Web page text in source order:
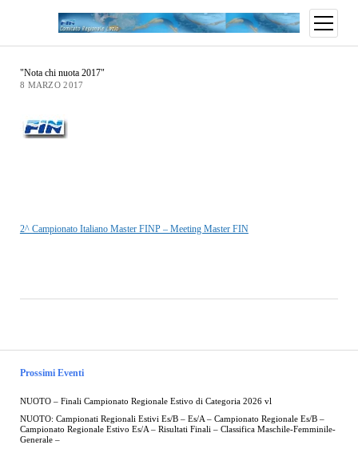
Prossimi Eventi
NUOTO – Finali Campionato Regionale Estivo di Categoria 2026 vl
NUOTO: Campionati Regionali Estivi Es/B – Es/A – Campionato Regionale Es/B –
Campionato Regionale Estivo Es/A – Risultati Finali – Classifica Maschile-Femminile-
Generale –
"Nota chi nuota 2017"
8 MARZO 2017
2^ Campionato Italiano Master FINP – Meeting Master FIN